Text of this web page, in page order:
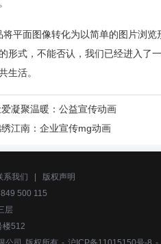
将平面图像转化为以简单的图片浏
形式，不能否认，我们已经进入了
生活。
凝聚温暖：公益宣传动画
江南：企业宣传mg动画
系我们
版权声明
500 115
层
楼512